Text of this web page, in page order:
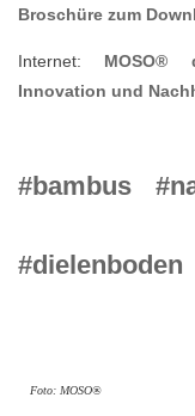
Broschüre zum
Internet: MOSO®
Innovation und
#bambus
#dielenboden
Foto: MOSO®